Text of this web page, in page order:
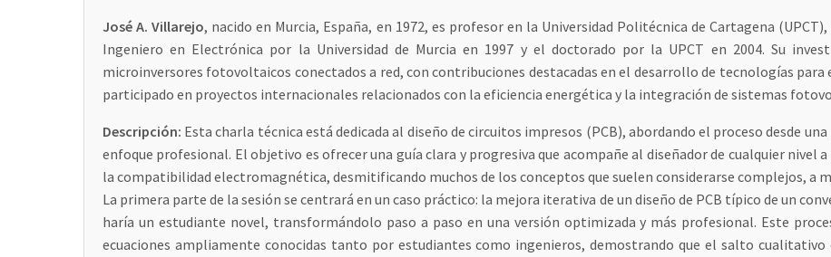
José A. Villarejo, nacido en Murcia, España, en 1972, es profesor en la Universidad Politécnica de Cartagena
Ingeniero en Electrónica por la Universidad de Murcia en 1997 y el doctorado por la UPCT en 2004. Su
microinversores fotovoltaicos conectados a red, con contribuciones destacadas en el desarrollo de tecnologías para
participado en proyectos internacionales relacionados con la eficiencia energética y la integración de sistemas
Descripción: Esta charla técnica está dedicada al diseño de circuitos impresos (PCB), abordando el proceso desde
enfoque profesional. El objetivo es ofrecer una guía clara y progresiva que acompañe al diseñador de cualquier nivel
la compatibilidad electromagnética, desmitificando muchos de los conceptos que suelen considerarse complejos, a
La primera parte de la sesión se centrará en un caso práctico: la mejora iterativa de un diseño de PCB típico de un
haría un estudiante novel, transformándolo paso a paso en una versión optimizada y más profesional. Este
ecuaciones ampliamente conocidas tanto por estudiantes como ingenieros, demostrando que el salto cualitativo